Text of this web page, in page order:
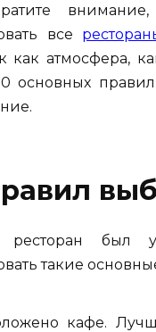
все
как атмосфера,
основных
ресторан был
такие
кафе.